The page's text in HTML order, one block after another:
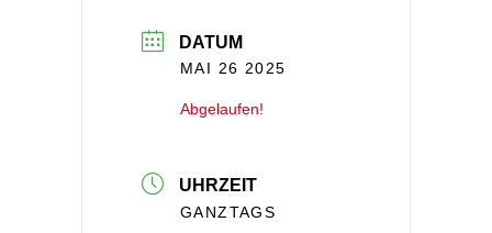
DATUM
MAI 26 2025
Abgelaufen!
UHRZEIT
GANZTAGS